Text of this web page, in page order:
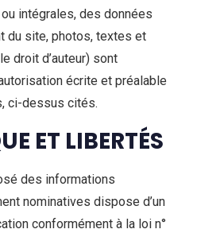
intégrales, des données
du site, photos, textes et
droit d’auteur) sont
écrite et préalable
ci-dessus cités.
ET LIBERTÉS
des informations
nominatives dispose d’un
conformément à la loi n°